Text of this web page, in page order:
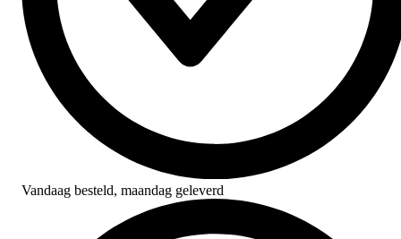
Vandaag besteld, maandag geleverd